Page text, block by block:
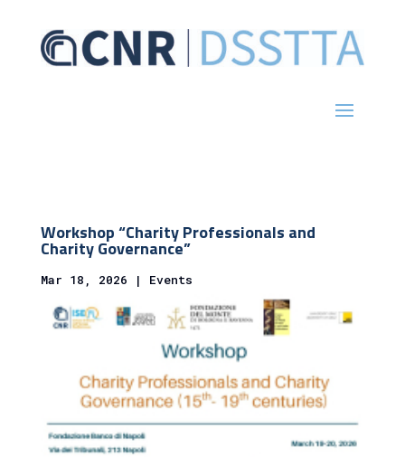
Workshop “Charity Professionals and
Charity Governance”
Mar 18, 2026 | Events